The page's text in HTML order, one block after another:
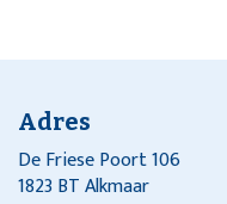
Adres
De Friese Poort 106
1823 BT Alkmaar